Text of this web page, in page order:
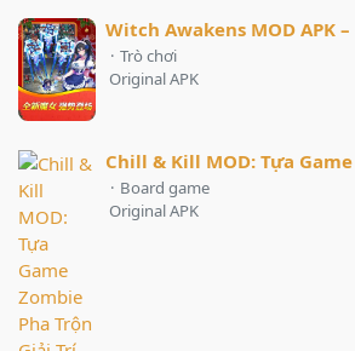
· Trò chơi
Original APK
· Board game
Original APK